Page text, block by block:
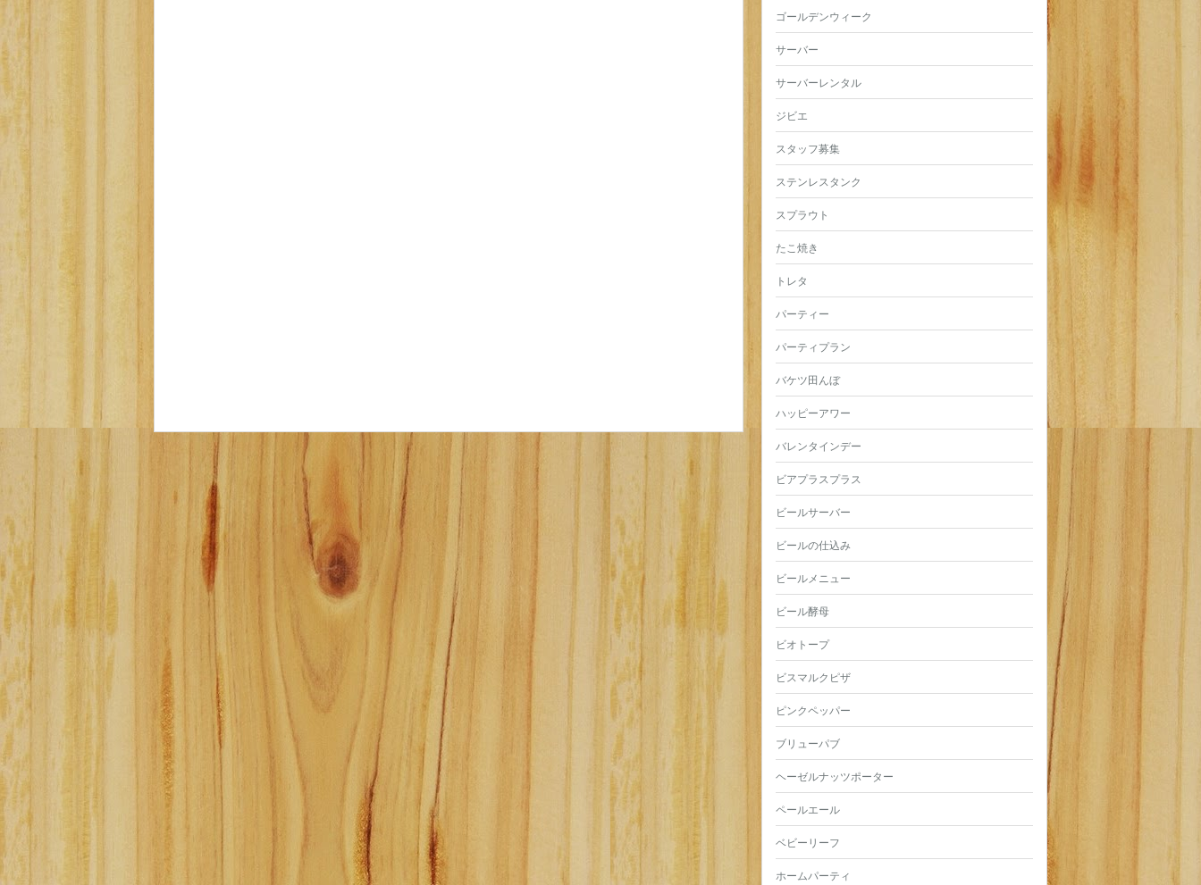
ゴールデンウィーク
サーバー
サーバーレンタル
ジビエ
スタッフ募集
ステンレスタンク
スプラウト
たこ焼き
トレタ
パーティー
パーティプラン
バケツ田んぼ
ハッピーアワー
バレンタインデー
ビアプラスプラス
ビールサーバー
ビールの仕込み
ビールメニュー
ビール酵母
ビオトープ
ビスマルクピザ
ピンクペッパー
ブリューパブ
ヘーゼルナッツポーター
ペールエール
ベビーリーフ
ホームパーティ